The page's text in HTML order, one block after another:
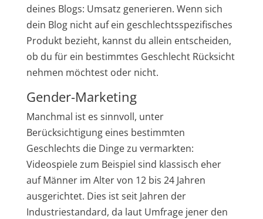
deines Blogs: Umsatz generieren. Wenn sich
dein Blog nicht auf ein geschlechtsspezifisches
Produkt bezieht, kannst du allein entscheiden,
ob du für ein bestimmtes Geschlecht Rücksicht
nehmen möchtest oder nicht.
Gender-Marketing
Manchmal ist es sinnvoll, unter
Berücksichtigung eines bestimmten
Geschlechts die Dinge zu vermarkten:
Videospiele zum Beispiel sind klassisch eher
auf Männer im Alter von 12 bis 24 Jahren
ausgerichtet. Dies ist seit Jahren der
Industriestandard, da laut Umfrage jener den